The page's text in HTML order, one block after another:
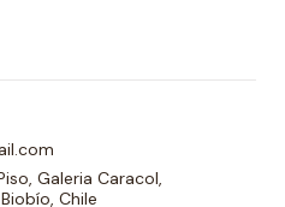
Galeria Caracol,
Chile